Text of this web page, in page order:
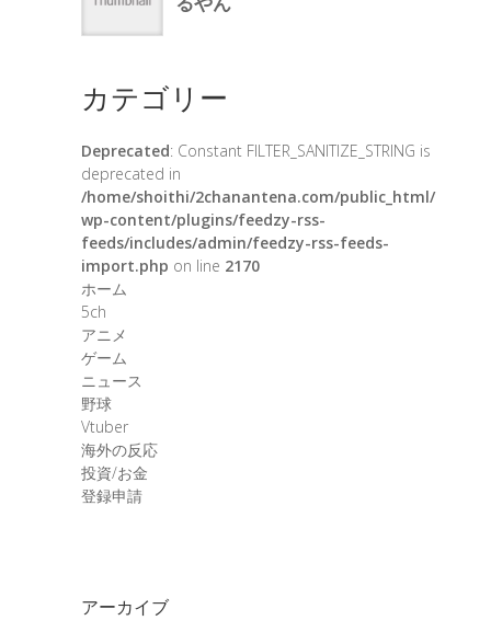
カテゴリー
Deprecated: Constant FILTER_SANITIZE_STRING is
deprecated in
/home/shoithi/2chanantena.com/public_html/
wp-content/plugins/feedzy-rss-
feeds/includes/admin/feedzy-rss-feeds-
import.php on line 2170
ホーム
5ch
アニメ
ゲーム
ニュース
野球
Vtuber
海外の反応
投資/お金
登録申請
アーカイブ